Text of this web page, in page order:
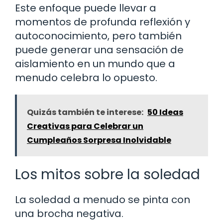
Este enfoque puede llevar a
momentos de profunda reflexión y
autoconocimiento, pero también
puede generar una sensación de
aislamiento en un mundo que a
menudo celebra lo opuesto.
Quizás también te interese: 50 Ideas
Creativas para Celebrar un
Cumpleaños Sorpresa Inolvidable
Los mitos sobre la soledad
La soledad a menudo se pinta con
una brocha negativa.